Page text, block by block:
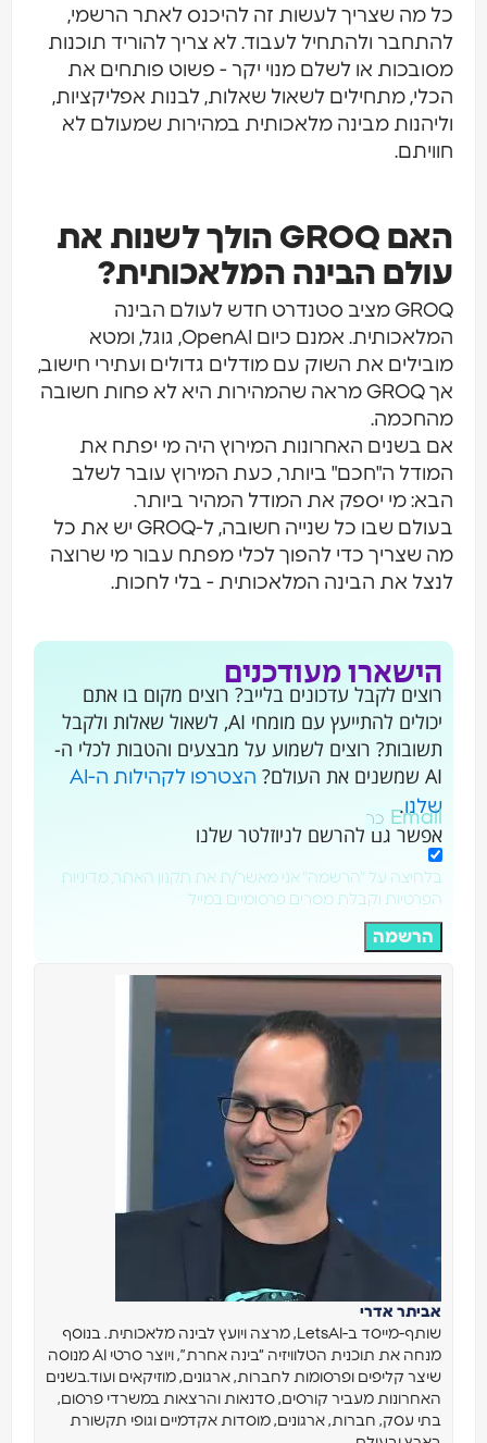
מה שצריך לעשות זה להיכנס לאתר הרשמי,
ולהתחיל לעבוד. לא צריך להוריד תוכנות
או לשלם מנוי יקר - פשוט פותחים את
מתחילים לשאול שאלות, לבנות אפליקציות,
מבינה מלאכותית במהירות שמעולם לא
האם GROQ הולך לשנות את
הבינה המלאכותית?
GROQ מציב סטנדרט חדש לעולם הבינה
המלאכותית. אמנם כיום OpenAI, גוגל, ומטא
את השוק עם מודלים גדולים ועתירי חישוב,
אך GROQ מראה שהמהירות היא לא פחות חשובה
בשנים האחרונות המירוץ היה מי יפתח את
ה"חכם" ביותר, כעת המירוץ עובר לשלב
מי יספק את המודל המהיר ביותר.
בעולם שבו כל שנייה חשובה, ל-GROQ יש את כל
שצריך כדי להפוך לכלי מפתח עבור מי שרוצה
את הבינה המלאכותית - בלי לחכות.
מעודכנים
לקבל עדכונים בלייב? רוצים מקום בו אתם
יכולים להתייעץ עם מומחי AI, לשאול שאלות ולקבל
רוצים לשמוע על מבצעים והטבות לכלי ה-
הצטרפו לקהילות ה-AI
גם להרשם לניוזלטר שלנו
על "הרשמה" אני מאשר/ת את תקנון האתר, מדיניות
וקבלת מסרים פרסומיים במייל
הרשמה
אדרי
שותף-מייסד ב-LetsAI, מרצה ויועץ לבינה מלאכותית. בנוסף
מנחה את תוכנית הטלוויזיה “בינה אחרת”, ויוצר סרטי AI מנוסה
קליפים ופרסומות לחברות, ארגונים, מוזיקאים ועוד.בשנים
מעביר קורסים, סדנאות והרצאות במשרדי פרסום,
עסק, חברות, ארגונים, מוסדות אקדמיים וגופי תקשורת